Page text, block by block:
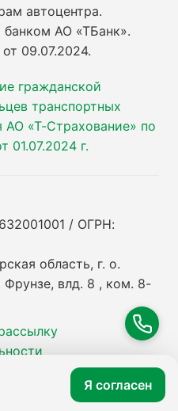
автоцентра.
банком АО «ТБанк».
09.07.2024.
гражданской
транспортных
АО «Т-Страхование» по
01.07.2024 г.
/ ОГРН:
область, г. о.
Фрунзе, влд. 8 , ком. 8-
Я согласен